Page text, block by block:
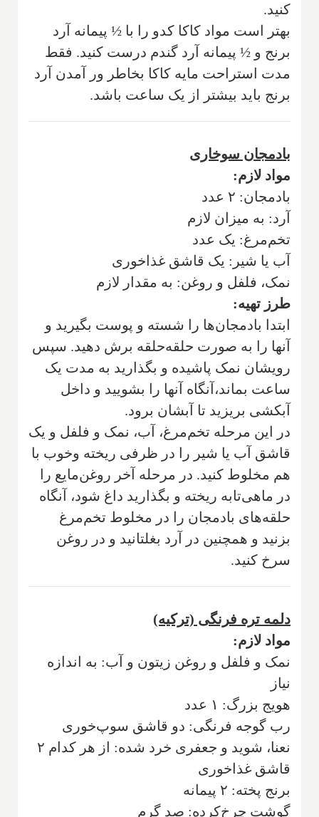
کنید.
بهتر است مواد کاکا کدو را با ½ پیمانه آرد
برنج و ½ پیمانه آرد گندم درست کنید. فقط
مدت استراحت مایه کاکا بخاطر ور آمدن آرد
برنج باید بیشتر از یک ساعت باشد.
بادمجان سوخاری
مواد لازم:
بادمجان‌: ۲ عدد
آرد‌: به میزان لازم
تخم‌مرغ‌: یک عدد
آب یا شیر‌: یک قاشق غذاخوری
نمک، فلفل و روغن‌: به مقدار لازم
طرز تهیه‌:
ابتدا بادمجان‌ها را شسته‌ و پوست‌ بگیرید و
آنها را به‌ صورت‌ حلقه‌حلقه‌ برش‌ دهید. سپس‌
رویشان‌ نمک‌ پاشیده‌ و بگذارید به‌ مدت‌ یک‌
ساعت‌ بماند،آنگاه‌ آنها را بشویید و داخل‌
آبکشی‌ بریزید تا آبشان‌ برود.
در این‌ مرحله‌ تخم‌‌مرغ‌، آب‌، نمک‌ و فلفل‌ و یک‌
قاشق‌ آب‌ یا شیر را در ظرفی‌ ریخته‌ وخوب‌ با
هم‌ مخلوط کنید. در مرحله‌ آخر روغن‌مایع‌ را
در ماهی‌تابه‌ ریخته‌ و بگذارید داغ‌ شود، آنگاه‌
حلقه‌های‌ بادمجان را در مخلوط تخم‌‌مرغ‌
بزنید و همچنین‌ در آرد بغلتانید و در روغن‌
سرخ‌ کنید.
دلمه تره‌ فرنگی (‌ترکیه)
مواد لازم:
نمک و فلفل و روغن زیتون و آب: به اندازه
نیاز
هويج بزرگ: ۱ عدد
رب گوجه‌ فرنگی: دو قاشق سوپ‌خوری
نعنا، شويد و جعفری خرد شده: از هر كدام ۲
قاشق غذا‌خوری
برنج پخته: ۲ پيمانه
گوشت چرخ‌كرده: صد گرم